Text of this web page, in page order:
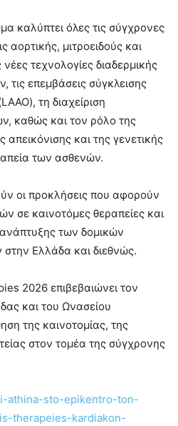
καλύπτει όλες τις σύγχρονες
αορτικής, μιτροειδούς και
τεχνολογίες διαδερμικής
τις επεμβάσεις σύγκλεισης
τη διαχείριση
καθώς και τον ρόλο της
και της γενετικής
των ασθενών.
οι προκλήσεις που αφορούν
σε καινοτόμες θεραπείες και
των δομικών
Ελλάδα και διεθνώς.
2026 επιβεβαιώνει τον
και του Ωνασείου
της καινοτομίας, της
στον τομέα της σύγχρονης
athina-sto-epikentro-ton-
therapeies-kardiakon-